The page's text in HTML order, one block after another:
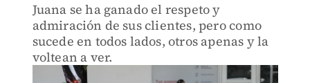
Juana se ha ganado el respeto y
admiración de sus clientes, pero como
sucede en todos lados, otros apenas y la
voltean a ver.